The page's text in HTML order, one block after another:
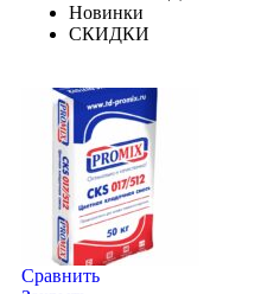
Новинки
СКИДКИ
Сравнить